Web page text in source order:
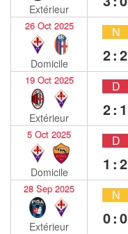
Extérieur
26 Oct 2025
Domicile
N
2:2
19 Oct 2025
Extérieur
D
2:1
5 Oct 2025
Domicile
D
1:2
28 Sep 2025
Extérieur
N
0:0